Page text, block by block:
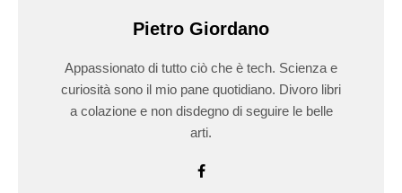
Pietro Giordano
Appassionato di tutto ciò che è tech. Scienza e
curiosità sono il mio pane quotidiano. Divoro libri
a colazione e non disdegno di seguire le belle
arti.